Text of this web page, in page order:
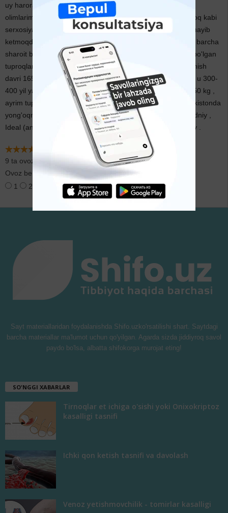
uy haroratida 20 kun damlab qo'yiladi . Tabiatshunos
olimlarimizning keltirgan ma`lumotlariga qaraganda , yong'oq kabi
serxosiyat daraxtlar keyingi vaqtlarda sezilarli darajada kamayib
ketmoqda . Respublkamizda yong'oqzorlarni ko'paytirishga barcha
sharoit bor . yong'oq anchagina beor o'simlik : nam yetarli bo'lgan
tuproqlarda yaxshi o'sadi , sovuqqa chidamli . Uning rivojlanish
davri 165-210 kun . Daraxt umrboqiyligi bilan ajralib turadi : u 300-
400 yil yashaydi . Hosilga kirgan yong'oq daraxtidan 100-150 kg ,
ayrim tuplaridan 500 kg gacha hosil yig'ish mumkin . O'zbekistonda
yong'oqning quyidagi navlari o'stiriladi : Gvardeyskiy , Gibridniy ,
Ideal (antiqa) , O'zbekistonning ertagi yong'og'i , Yubeleyniy .
9 ta ovoz
Ovoz berish:
1
2 4 5
Sayt materiallaridan foydalanishda Shifo.uzko'rsatilishi shart. Saytdagi
barcha materiallar ma'lumot uchun qo'yilgan. Agarda sizda jiddiyroq savol
paydo bo'lsa, albatta shifokorga murojat eting!
SO'NGGI XABARLAR
Tirnoqlar et ichiga o'sishi yoki Onixokriptoz
kasalligi tasnifi
Ichki qon ketish tasnifi va davolash
Venoz yetishmovchilik - tomirlar kasalligi